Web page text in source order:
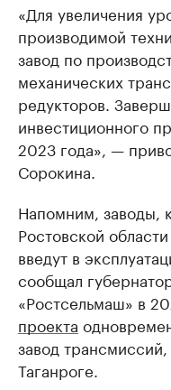
«Для увеличения
производимой
завод по
механических
редукторов.
инвестиционного
2023 года», —
Сорокина.
Напомним, заводы,
Ростовской
введут в
сообщал
«Ростсельмаш» в
проекта
завод трансмиссий,
Таганроге.